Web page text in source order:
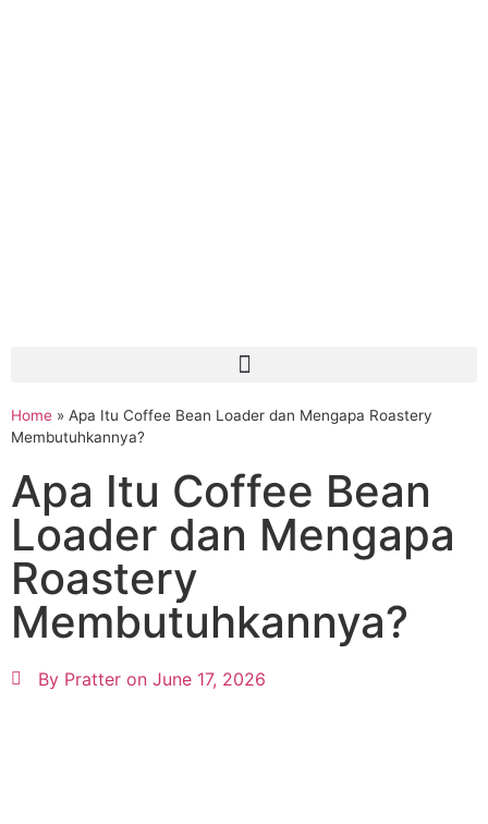
Home » Apa Itu Coffee Bean Loader dan Mengapa Roastery
Membutuhkannya?
Apa Itu Coffee Bean
Loader dan Mengapa
Roastery
Membutuhkannya?
By Pratter on June 17, 2026